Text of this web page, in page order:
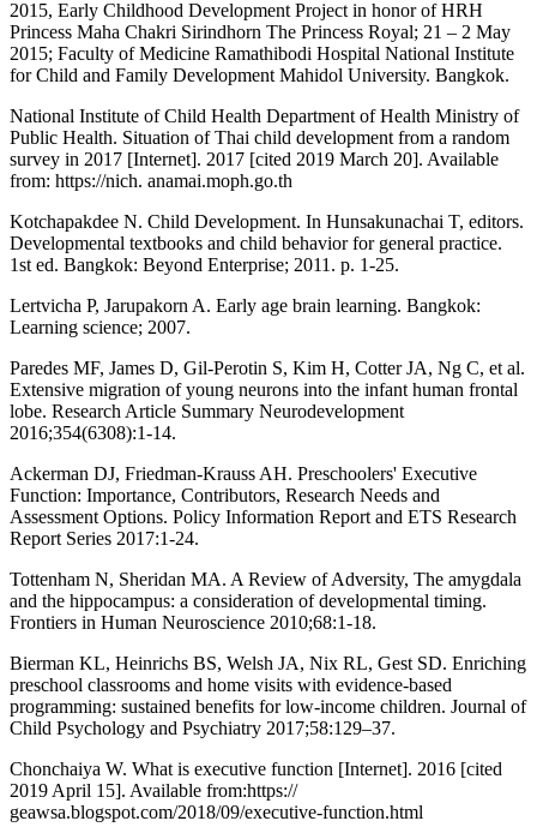
2015, Early Childhood Development Project in honor of HRH
Princess Maha Chakri Sirindhorn The Princess Royal; 21 – 2 May
2015; Faculty of Medicine Ramathibodi Hospital National Institute
for Child and Family Development Mahidol University. Bangkok.
National Institute of Child Health Department of Health Ministry of
Public Health. Situation of Thai child development from a random
survey in 2017 [Internet]. 2017 [cited 2019 March 20]. Available
from: https://nich. anamai.moph.go.th
Kotchapakdee N. Child Development. In Hunsakunachai T, editors.
Developmental textbooks and child behavior for general practice.
1st ed. Bangkok: Beyond Enterprise; 2011. p. 1-25.
Lertvicha P, Jarupakorn A. Early age brain learning. Bangkok:
Learning science; 2007.
Paredes MF, James D, Gil-Perotin S, Kim H, Cotter JA, Ng C, et al.
Extensive migration of young neurons into the infant human frontal
lobe. Research Article Summary Neurodevelopment
2016;354(6308):1-14.
Ackerman DJ, Friedman-Krauss AH. Preschoolers' Executive
Function: Importance, Contributors, Research Needs and
Assessment Options. Policy Information Report and ETS Research
Report Series 2017:1-24.
Tottenham N, Sheridan MA. A Review of Adversity, The amygdala
and the hippocampus: a consideration of developmental timing.
Frontiers in Human Neuroscience 2010;68:1-18.
Bierman KL, Heinrichs BS, Welsh JA, Nix RL, Gest SD. Enriching
preschool classrooms and home visits with evidence-based
programming: sustained benefits for low-income children. Journal of
Child Psychology and Psychiatry 2017;58:129–37.
Chonchaiya W. What is executive function [Internet]. 2016 [cited
2019 April 15]. Available from:https://
geawsa.blogspot.com/2018/09/executive-function.html